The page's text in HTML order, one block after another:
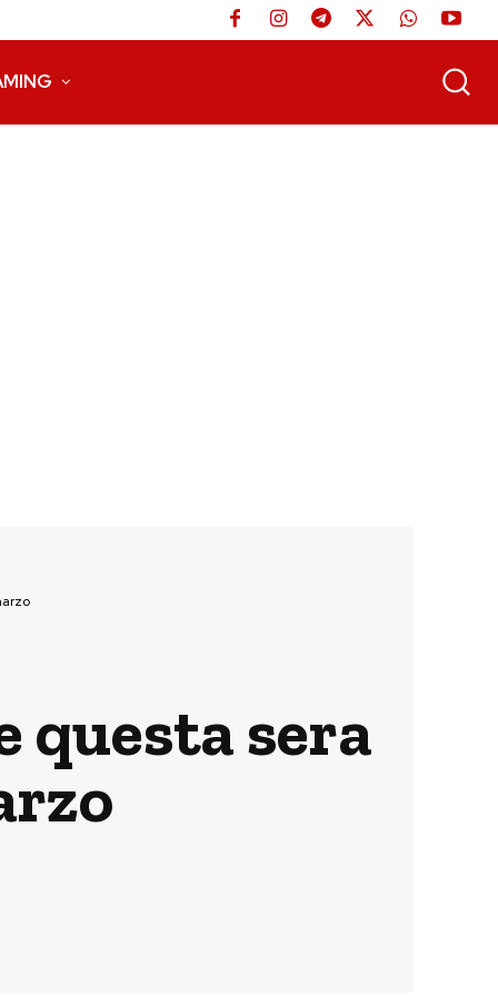
questa sera